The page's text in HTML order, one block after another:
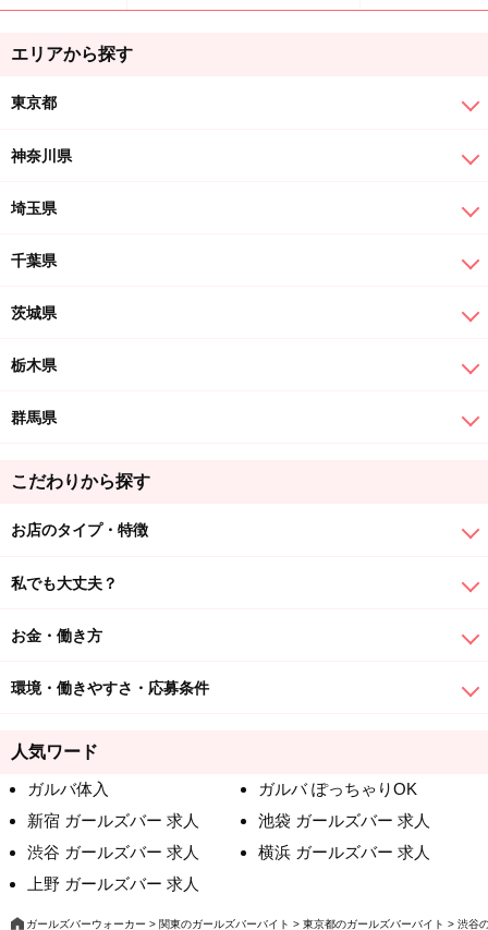
エリアから探す
東京都
神奈川県
埼玉県
千葉県
茨城県
栃木県
群馬県
こだわりから探す
お店のタイプ・特徴
私でも大丈夫？
お金・働き方
環境・働きやすさ・応募条件
人気ワード
ガルバ体入
ガルバ ぽっちゃりOK
新宿 ガールズバー 求人
池袋 ガールズバー 求人
渋谷 ガールズバー 求人
横浜 ガールズバー 求人
上野 ガールズバー 求人
ガールズバーウォーカー 関東のガールズバーバイト 東京都のガールズバーバイト 渋谷